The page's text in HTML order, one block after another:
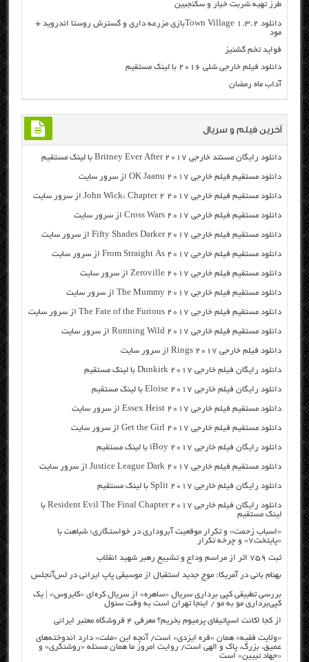
طرز تهیه شربت خیار و سکنجبین
دانلود Town Village 1.3.2بازی مزرعه داری و گسترش روستا اندروید +
مود
فواید تخم گشنیز
دانلود فیلم خارجی شلی ۲۰۱۶ با لینک مستقیم
آداب ماه رمضان
آخرین فیلم و سریال
دانلود رایگان مسنتد خارجی Britney Ever After 2017 با لینک مستقیم
دانلود مستقیم فیلم خارجی OK Jaanu 2017 از سرور سایت
دانلود مستقیم فیلم خارجی John Wick: Chapter 2 2017 از سرور سایت
دانلود مستقیم فیلم خارجی Cross Wars 2017 از سرور سایت
دانلود مستقیم فیلم خارجی Fifty Shades Darker 2017 از سرور سایت
دانلود مستقیم فیلم خارجی From Straight As 2017 از سرور سایت
دانلود مستقیم فیلم خارجی Zeroville 2017 از سرور سایت
دانلود مستقیم فیلم خارجی The Mummy 2017 از سرور سایت
دانلود مستقیم فیلم خارجی The Fate of the Furious 2017 از سرور سایت
دانلود مستقیم فیلم خارجی Running Wild 2017 از سرور سایت
دانلود فیلم خارجی Rings 2017 از سرور سایت
دانلود رایگان فیلم خارجی Dunkirk 2017 با لینک مستقیم
دانلود رایگان فیلم خارجی Eloise 2017 با لینک مستقیم
دانلود مستقیم فیلم خارجی Essex Heist 2017 از سرور سایت
دانلود مستقیم فیلم خارجی Get the Girl 2017 از سرور سایت
دانلود رایگان فیلم خارجی iBoy 2017 با لینک مستقیم
دانلود مستقیم فیلم خارجی Justice League Dark 2017 از سرور سایت
دانلود رایگان فیلم خارجی Split 2017 با لینک مستقیم
دانلود رایگان فیلم خارجی Resident Evil The Final Chapter 2017 با
لینک مستقیم
«اسباب زحمت» و تکرار موقعیت آبروداری در خواستگاری؛ شباهت با
«پایتخت۷» و چرخه تکرار
ثبت ۷۵۹ اثر از مراسم وداع و تشییع رهبر شهید انقلاب
بهنام بانی در آمریکا: موج جدید استقبال از موسیقی پاپ ایرانی در لس‌آنجلس
بررسی تطبیقی کپی برداری سریال «ساهره» از سریال کره‌ای «کایروس» | یک
کپی‌برداری مو به مو / اینجا تهران است به وقت سئول
از کجا اکانت اسپاتیفای پرمیوم بخریم؟ معرفی ۴ فروشگاه معتبر ایرانی
«ولایت فقیه» همان «فره ایزدی» است/ آنچه این «ملت» دارد اندوخته‌های
عمیق، بزرگ، پاک و الهی است/ روایت امروز ما همان مسئله «روشنگری» و
«جهاد تبیین» است